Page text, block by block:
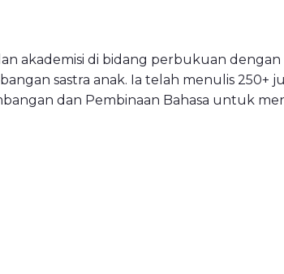
akademisi di bidang perbukuan
sastra anak. Ia telah menulis
dan Pembinaan Bahasa untuk